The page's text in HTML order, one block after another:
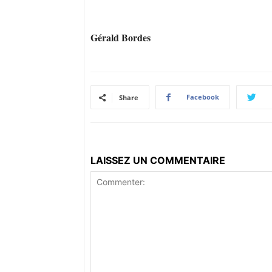
Gérald Bordes
Share Facebook
LAISSEZ UN COMMENTAIRE